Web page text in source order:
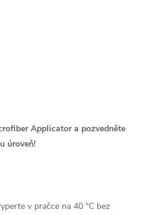
Applicator a pozvedněte
úroveň!
v pračce na 40 °C bez